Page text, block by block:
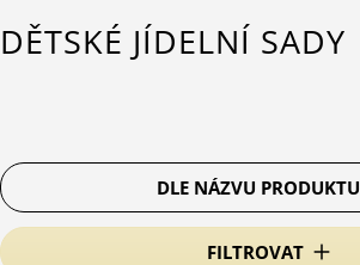
DĚTSKÉ JÍDELNÍ SADY
FILTROVAT
DLE NÁZVU PRODUKTU